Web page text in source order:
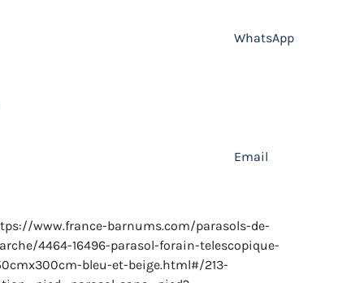
WhatsApp
Email
www.france-barnums.com/parasols-de-
4464-16496-parasol-forain-telescopique-
bleu-et-beige.html#/213-